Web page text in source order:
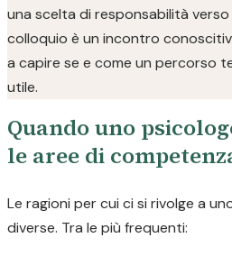
una scelta di responsabilità
colloquio è un incontro
a capire se e come un percorso
utile.
Quando uno
le aree di
Le ragioni per cui ci si rivolge a
diverse. Tra le più frequenti: